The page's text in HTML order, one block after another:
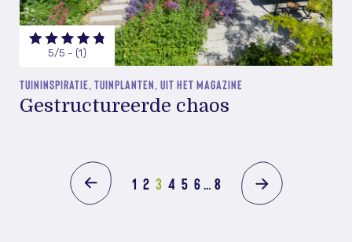
5/5 - (1)
TUININSPIRATIE, TUINPLANTEN, UIT HET MAGAZINE
Gestructureerde chaos
1 2 3 4 5 6… 8